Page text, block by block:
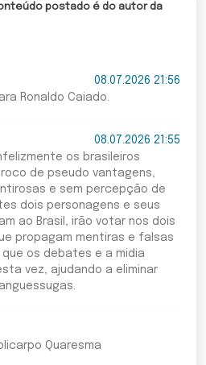
postado é do autor da
08.07.2026 21:56
Ronaldo Caiado.
08.07.2026 21:55
os brasileiros
de pseudo vantagens,
e sem percepção de
dois personagens e seus
ao Brasil, irão votar nos dois
propagam mentiras e falsas
que os debates e a midia
vez, ajudando a eliminar
Quaresma